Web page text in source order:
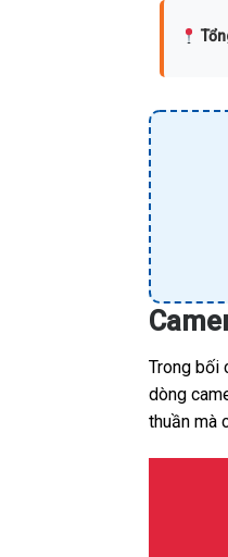
Trong bối
dòng
thuần mà